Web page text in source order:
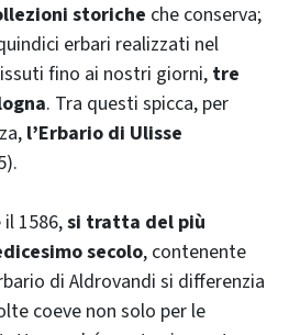
storiche che conserva;
erbari realizzati nel
fino ai nostri giorni, tre
. Tra questi spicca, per
l’Erbario di Ulisse
1586,si tratta del più
secolo, contenente
di Aldrovandi si differenzia
coeve non solo per le